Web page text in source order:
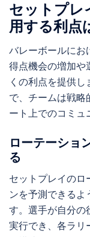
セットプレ
用する利点
バレーボールにお
得点機会の増加や
くの利点を提供
で、チームは戦略
ート上でのコミュ
ローテーショ
る
セットプレイのロ
ンを予測できるよ
す。選手が自分の
実行でき、各ラリ